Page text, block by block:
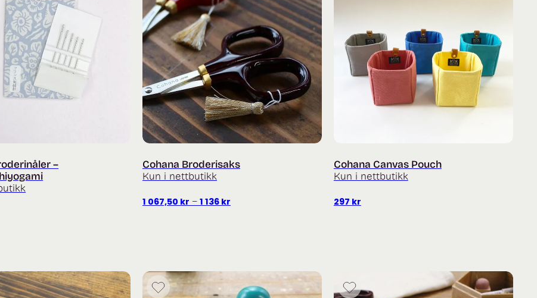
–
Cohana Broderisaks
Kun i nettbutikk
1 067,50 kr – 1 136 kr
Cohana Canvas Pouch
Kun i nettbutikk
297 kr